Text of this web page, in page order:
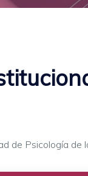
de Psicología de